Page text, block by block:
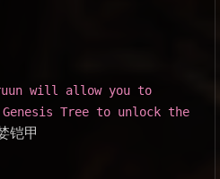
will allow you to
Tree to unlock the
铠甲